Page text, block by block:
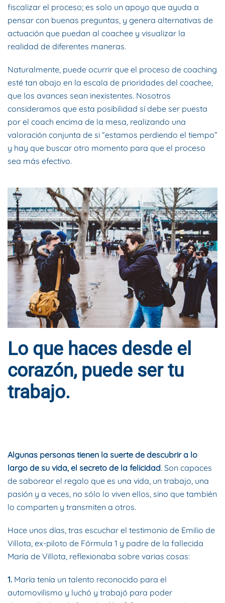
fiscalizar el proceso; es solo un apoyo que ayuda a
pensar con buenas preguntas, y genera alternativas de
actuación que puedan al coachee y visualizar la
realidad de diferentes maneras.
Naturalmente, puede ocurrir que el proceso de coaching
esté tan abajo en la escala de prioridades del coachee,
que los avances sean inexistentes. Nosotros
consideramos que esta posibilidad sí debe ser puesta
por el coach encima de la mesa, realizando una
valoración conjunta de si “estamos perdiendo el tiempo”
y hay que buscar otro momento para que el proceso
sea más efectivo.
Lo que haces desde el
corazón, puede ser tu
trabajo.
Algunas personas tienen la suerte de descubrir a lo
largo de su vida, el secreto de la felicidad. Son capaces
de saborear el regalo que es una vida, un trabajo, una
pasión y a veces, no sólo lo viven ellos, sino que también
lo comparten y transmiten a otros.
Hace unos días, tras escuchar el testimonio de Emilio de
Villota, ex­-piloto de Fórmula 1 y padre de la fallecida
María de Villota, reflexionaba sobre varias cosas:
1. María tenía un talento reconocido para el
automovilismo y luchó y trabajó para poder